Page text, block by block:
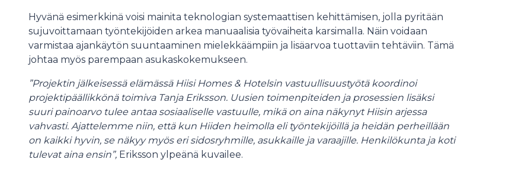
Hyvänä esimerkkinä voisi mainita teknologian systemaattisen kehittämisen, jolla pyritään
sujuvoittamaan työntekijöiden arkea manuaalisia työvaiheita karsimalla. Näin voidaan
varmistaa ajankäytön suuntaaminen mielekkäämpiin ja lisäarvoa tuottaviin tehtäviin. Tämä
johtaa myös parempaan asukaskokemukseen.
”Projektin jälkeisessä elämässä Hiisi Homes & Hotelsin vastuullisuustyötä koordinoi
projektipäällikkönä toimiva Tanja Eriksson. Uusien toimenpiteiden ja prosessien lisäksi
suuri painoarvo tulee antaa sosiaaliselle vastuulle, mikä on aina näkynyt Hiisin arjessa
vahvasti. Ajattelemme niin, että kun Hiiden heimolla eli työntekijöillä ja heidän perheillään
on kaikki hyvin, se näkyy myös eri sidosryhmille, asukkaille ja varaajille. Henkilökunta ja koti
tulevat aina ensin”, Eriksson ylpeänä kuvailee.